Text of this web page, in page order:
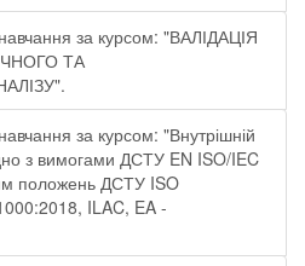
за курсом: "ВАЛІДАЦІЯ
ТА
за курсом: "Внутрішній
з вимогами ДСТУ EN ISO/IEC
положень ДСТУ ISO
ILAC, EA -